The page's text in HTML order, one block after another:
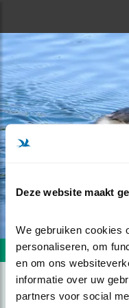
Deze website maakt
We gebruiken cookies
personaliseren, om
en om ons
informatie over uw
partners voor social
Volgende foto